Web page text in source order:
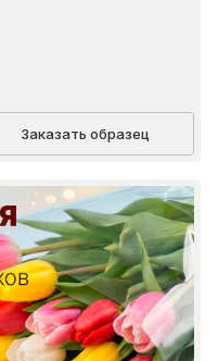
Заказать образец